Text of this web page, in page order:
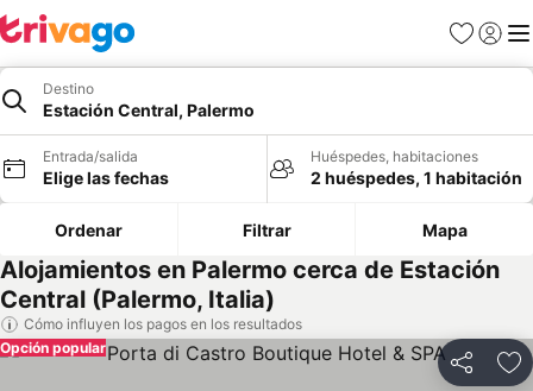
Favoritos
Iniciar
Destino
Estación Central, Palermo
Entrada/salida
Elige las fechas
Huéspedes, habitaciones
2 huéspedes, 1 habitación
Ordenar Filtrar Mapa
Alojamientos en Palermo cerca de Estación
Central (Palermo, Italia)
Cómo influyen los pagos en los resultados
Compartir
Opción popular